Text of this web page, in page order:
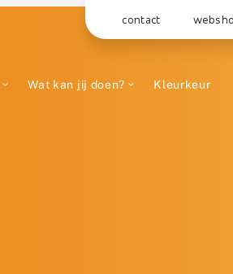
contact
Wat kan jij doen? Kleurkeur